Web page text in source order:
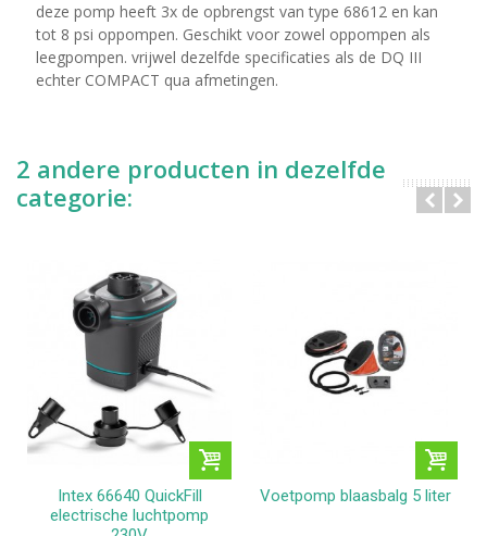
deze pomp heeft 3x de opbrengst van type 68612 en kan
tot 8 psi oppompen. Geschikt voor zowel oppompen als
leegpompen. vrijwel dezelfde specificaties als de DQ III
echter COMPACT qua afmetingen.
2 andere producten in dezelfde
categorie:
Intex 66640 QuickFill
electrische luchtpomp
Voetpomp blaasbalg 5 liter